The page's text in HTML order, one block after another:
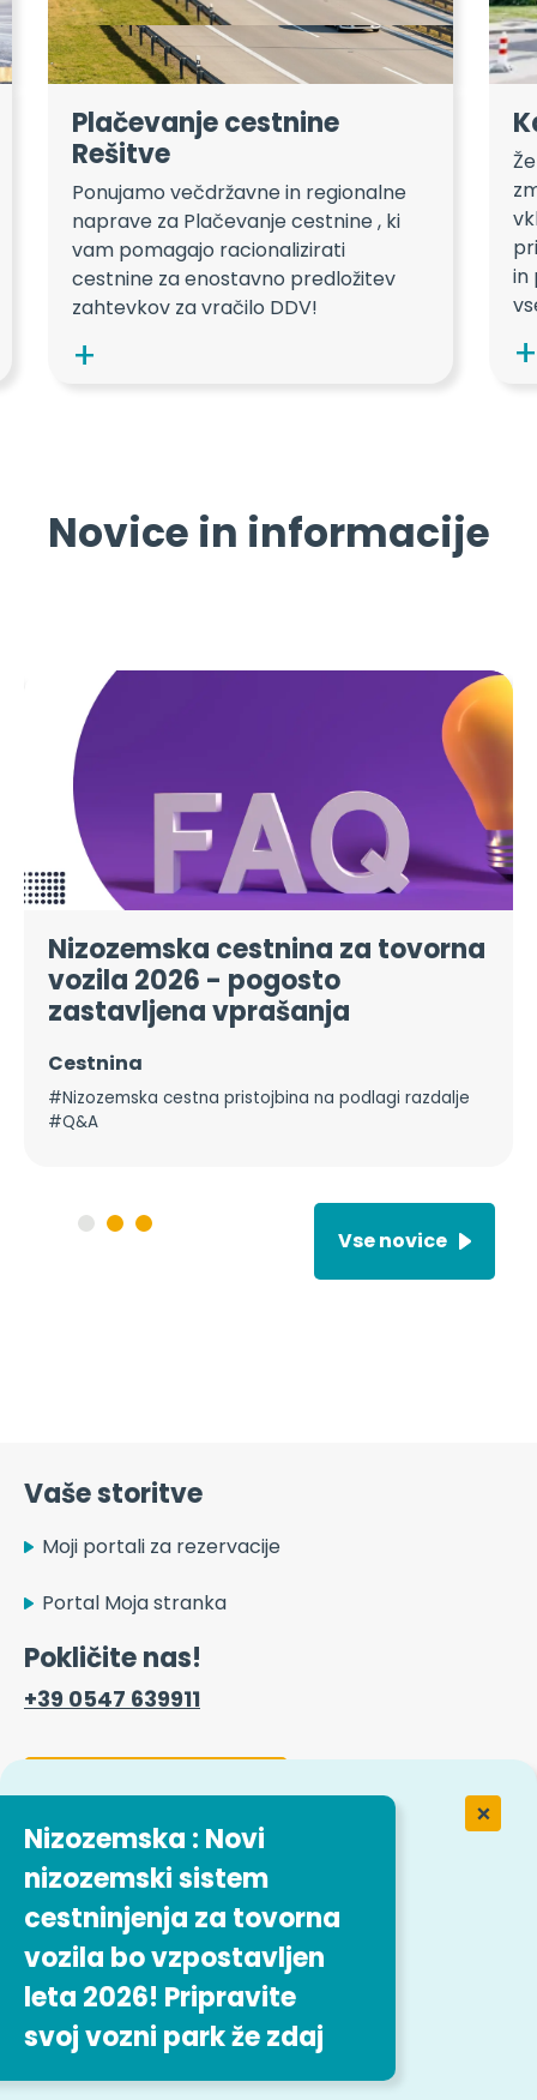
Nizozemska : Novi
nizozemski sistem
cestninjenja za tovorna
vozila bo vzpostavljen
leta 2026! Pripravite
svoj vozni park že zdaj
Plačevanje cestnine
Rešitve
Ponujamo večdržavne in regionalne
naprave za Plačevanje cestnine , ki
vam pomagajo racionalizirati
cestnine za enostavno predložitev
zahtevkov za vračilo DDV!
in
Novice in informacije
Vse novice
Nizozemska cestnina za tovorna
vozila 2026 - pogosto
zastavljena vprašanja
Cestnina
#Nizozemska cestna pristojbina na podlagi razdalje
#Q&A
Vaše storitve
Moji portali za rezervacije
Portal Moja stranka
Pokličite nas!
+39 0547 639911
Kontaktni obrazec
Delo v podjetju Easytrip Transport
Services
Naša ponudba delovnih mest
Sledite nam